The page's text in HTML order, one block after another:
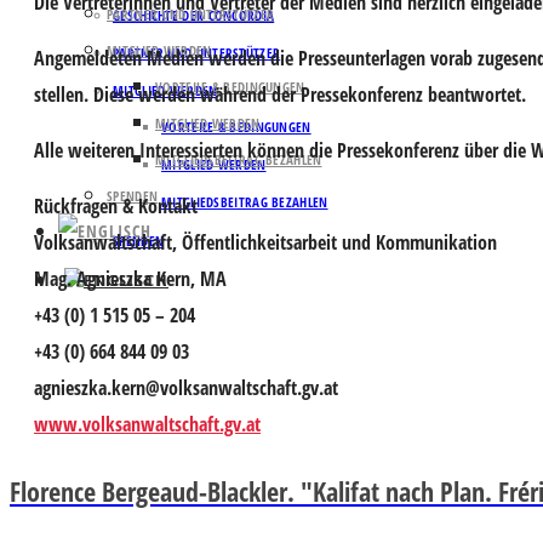
GESCHICHTE DER CONCORDIA
PARTNER UND UNTERSTÜTZER
MITGLIED WERDEN
VORTEILE & BEDINGUNGEN
MITGLIED WERDEN
MITGLIEDSBEITRAG BEZAHLEN
SPENDEN
PARTNER UND UNTERSTÜTZER
MITGLIED WERDEN
VORTEILE & BEDINGUNGEN
MITGLIED WERDEN
MITGLIEDSBEITRAG BEZAHLEN
SPENDEN
Angemeldeten Medien werden die Presseunterlagen vorab
stellen. Diese werden während der Pressekonferenz beantwortet.
Alle weiteren Interessierten können die Pressekonferenz über die
Rückfragen & Kontakt
Volksanwaltschaft, Öffentlichkeitsarbeit und Kommunikation
Mag. Agnieszka Kern, MA
+43 (0) 1 515 05 – 204
+43 (0) 664 844 09 03
agnieszka.kern@volksanwaltschaft.gv.at
www.volksanwaltschaft.gv.at
Florence Bergeaud-Blackler. "Kalifat nach Plan.